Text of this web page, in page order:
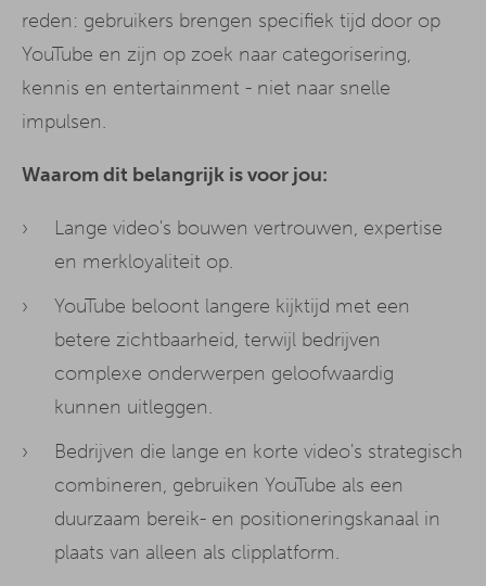
reden: gebruikers brengen specifiek tijd door op
YouTube en zijn op zoek naar categorisering,
kennis en entertainment - niet naar snelle
impulsen.
Waarom dit belangrijk is voor jou:
Lange video's bouwen vertrouwen, expertise
en merkloyaliteit op.
YouTube beloont langere kijktijd met een
betere zichtbaarheid, terwijl bedrijven
complexe onderwerpen geloofwaardig
kunnen uitleggen.
Bedrijven die lange en korte video's strategisch
combineren, gebruiken YouTube als een
duurzaam bereik- en positioneringskanaal in
plaats van alleen als clipplatform.